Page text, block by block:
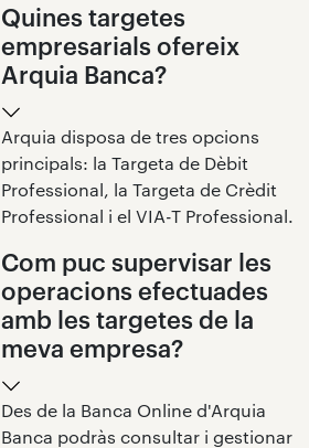
Quines targetes
empresarials ofereix
Arquia Banca?
Arquia disposa de tres opcions
principals: la Targeta de Dèbit
Professional, la Targeta de Crèdit
Professional i el VIA-T Professional.
Com puc supervisar les
operacions efectuades
amb les targetes de la
meva empresa?
Des de la Banca Online d'Arquia
Banca podràs consultar i gestionar